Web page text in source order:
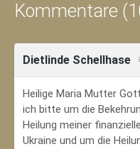
Kommentare
Dietlinde Schellhase
Heilige Maria Mutter
ich bitte um die
Heilung meiner
Ukraine und um die